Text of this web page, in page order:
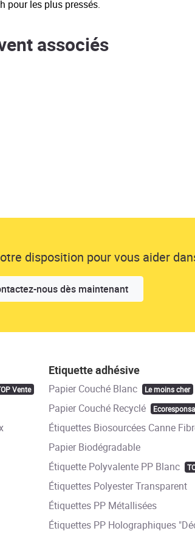
pour les plus pressés.
associés
disposition pour vous aider
nous dès maintenant
Vente
Etiquette adhésive
Papier Couché Blanc Le moins cher
Papier Couché Recyclé
Étiquettes Biosourcées Canne
Papier Biodégradable
Étiquette Polyvalente PP Blanc
Étiquettes Polyester Transparent
Étiquettes PP Métallisées
Étiquettes PP Holographiques